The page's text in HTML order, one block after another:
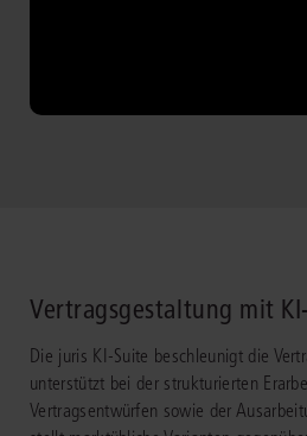
Vertragsgestaltung mit
Die juris KI-Suite beschleunigt die
unterstützt bei der strukturierten
Vertragsentwürfen sowie der